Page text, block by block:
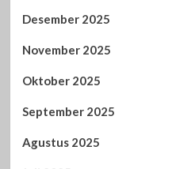
Desember 2025
November 2025
Oktober 2025
September 2025
Agustus 2025